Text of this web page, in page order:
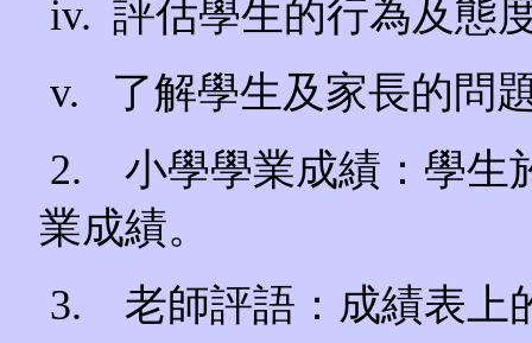
iv. 評估學生的行為及態
v. 了解學生及家長的問
2. 小學學業成績：學生
業成績。
3. 老師評語：成績表上